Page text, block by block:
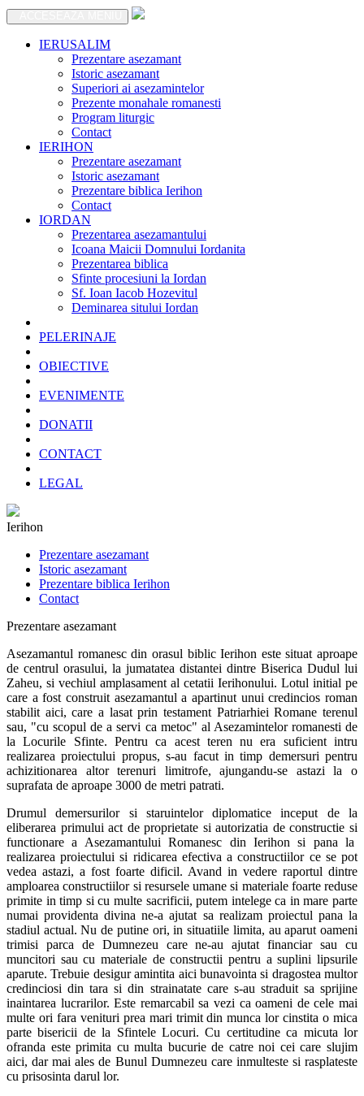
IERUSALIM
Prezentare asezamant
Istoric asezamant
Superiori ai asezamintelor
Prezente monahale romanesti
Program liturgic
Contact
IERIHON
Prezentare asezamant
Istoric asezamant
Prezentare biblica Ierihon
Contact
IORDAN
Prezentarea asezamantului
Icoana Maicii Domnului Iordanita
Prezentarea biblica
Sfinte procesiuni la Iordan
Sf. Ioan Iacob Hozevitul
Deminarea sitului Iordan
PELERINAJE
OBIECTIVE
EVENIMENTE
DONATII
CONTACT
LEGAL
Ierihon
Prezentare asezamant
Istoric asezamant
Prezentare biblica Ierihon
Contact
Prezentare asezamant
Asezamantul romanesc din orasul biblic Ierihon este situat aproape
de centrul orasului, la jumatatea distantei dintre Biserica Dudul lui
Zaheu, si vechiul amplasament al cetatii Ierihonului. Lotul initial pe
care a fost construit asezamantul a apartinut unui credincios roman
stabilit aici, care a lasat prin testament Patriarhiei Romane terenul
sau, "cu scopul de a servi ca metoc" al Asezamintelor romanesti de
la Locurile Sfinte. Pentru ca acest teren nu era suficient intru
realizarea proiectului propus, s-au facut in timp demersuri pentru
achizitionarea altor terenuri limitrofe, ajungandu-se astazi la o
suprafata de aproape 3000 de metri patrati.
Drumul demersurilor si staruintelor diplomatice inceput de la
eliberarea primului act de proprietate si autorizatia de constructie si
functionare a Asezamantului Romanesc din Ierihon si pana la
realizarea proiectului si ridicarea efectiva a constructiilor ce se pot
vedea astazi, a fost foarte dificil. Avand in vedere raportul dintre
amploarea constructiilor si resursele umane si materiale foarte reduse
primite in timp si cu multe sacrificii, putem intelege ca in mare parte
numai providenta divina ne-a ajutat sa realizam proiectul pana la
stadiul actual. Nu de putine ori, in situatiile limita, au aparut oameni
trimisi parca de Dumnezeu care ne-au ajutat financiar sau cu
muncitori sau cu materiale de constructii pentru a suplini lipsurile
aparute. Trebuie desigur amintita aici bunavointa si dragostea multor
credinciosi din tara si din strainatate care s-au straduit sa sprijine
inaintarea lucrarilor. Este remarcabil sa vezi ca oameni de cele mai
multe ori fara venituri prea mari trimit din munca lor cinstita o mica
parte bisericii de la Sfintele Locuri. Cu certitudine ca micuta lor
ofranda este primita cu multa bucurie de catre noi cei care slujim
aici, dar mai ales de Bunul Dumnezeu care inmulteste si rasplateste
cu prisosinta darul lor.